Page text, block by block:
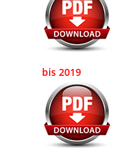
bis 2019